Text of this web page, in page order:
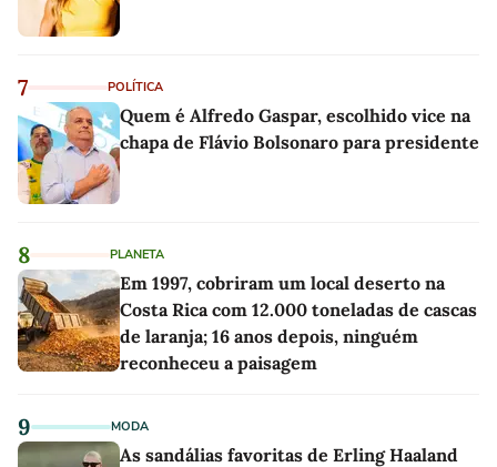
7 POLÍTICA
Quem é Alfredo Gaspar, escolhido vice na
chapa de Flávio Bolsonaro para presidente
8 PLANETA
Em 1997, cobriram um local deserto na
Costa Rica com 12.000 toneladas de cascas
de laranja; 16 anos depois, ninguém
reconheceu a paisagem
9 MODA
As sandálias favoritas de Erling Haaland